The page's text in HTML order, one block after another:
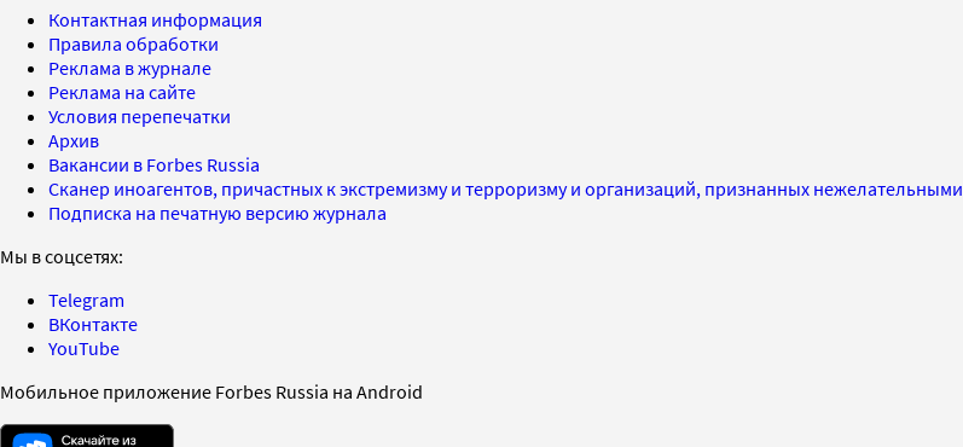
Контактная информация
Правила обработки
Реклама в журнале
Реклама на сайте
Условия перепечатки
Архив
Вакансии в Forbes Russia
Сканер иноагентов, причастных к экстремизму и терроризму и организаций, признанных нежелательными
Подписка на печатную версию журнала
Мы в соцсетях:
Telegram
ВКонтакте
YouTube
Мобильное приложение Forbes Russia на Android